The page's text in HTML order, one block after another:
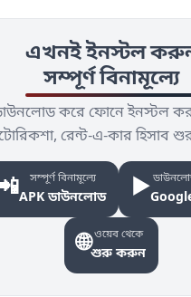
এখনই ইনস্টল
সম্পূর্ণ বিনামূল্যে
করে ফোনে ইনস্টল
রেন্ট-এ-কার হিসাব
সম্পূর্ণ বিনামূল্যে
APK ডাউনলোড ▶
🌐 ওয়েব থেকে
শুরু করুন